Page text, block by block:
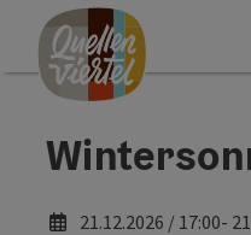
Zum Inhalt
Zur Navigation
Zum Seitenanfang
21.12.2026 / 17:00-